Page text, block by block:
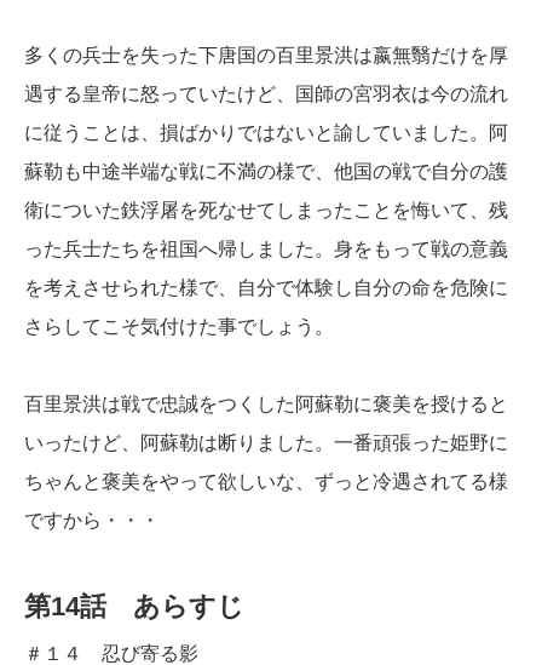
多くの兵士を失った下唐国の百里景洪は嬴無翳だけを厚
遇する皇帝に怒っていたけど、国師の宮羽衣は今の流れ
に従うことは、損ばかりではないと諭していました。阿
蘇勒も中途半端な戦に不満の様で、他国の戦で自分の護
衛についた鉄浮屠を死なせてしまったことを悔いて、残
った兵士たちを祖国へ帰しました。身をもって戦の意義
を考えさせられた様で、自分で体験し自分の命を危険に
さらしてこそ気付けた事でしょう。
百里景洪は戦で忠誠をつくした阿蘇勒に褒美を授けると
いったけど、阿蘇勒は断りました。一番頑張った姫野に
ちゃんと褒美をやって欲しいな、ずっと冷遇されてる様
ですから・・・
第14話 あらすじ
＃１４ 忍び寄る影